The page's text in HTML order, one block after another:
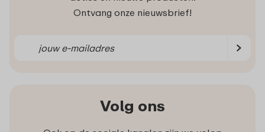
Ontvang onze nieuwsbrief!
Volg ons